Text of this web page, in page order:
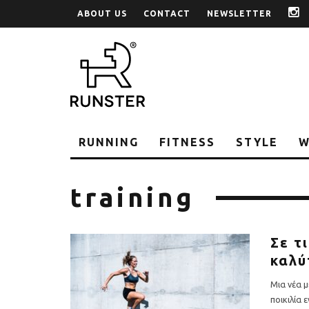
ABOUT US CONTACT NEWSLETTER
RUNNING FITNESS STYLE
training
Σε
Μια νέα
ποικιλία